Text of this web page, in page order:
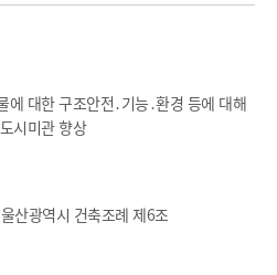
에 대한 구조안전․기능․환경 등에 대해
시미관 향상
산광역시 건축조례 제6조